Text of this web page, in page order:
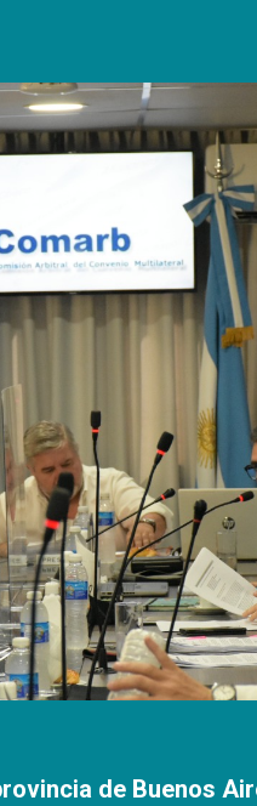
de Buenos